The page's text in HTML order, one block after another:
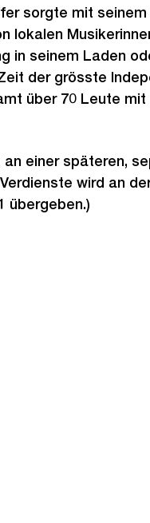
sorgte mit seinem
lokalen
in seinem Laden
der grösste
über 70 Leute
einer späteren,
wird an
übergeben.)